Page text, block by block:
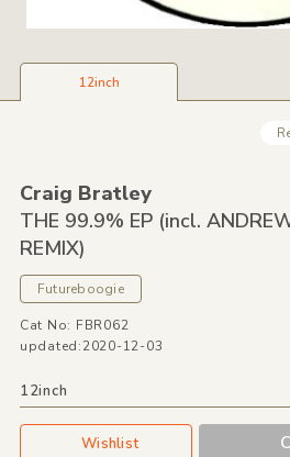
12inch
Craig Bratley
THE 99.9% EP (incl.
REMIX)
Futureboogie
Cat No: FBR062
updated:2020-12-03
12inch
Wishlist